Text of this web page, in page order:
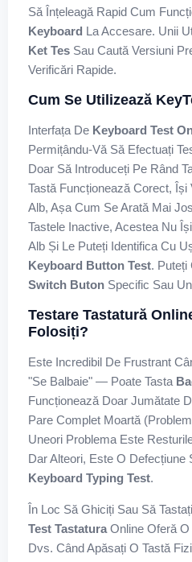
Să Înțeleagă Rapid Cum
Keyboard La Accesare. Unii
Ket Tes Sau Caută Versiuni
Verificări Rapide.
Cum Se Utilizează
Interfața De Keyboard Test
Permițându-Vă Să Efectuați
Doar Să Introduceți Pe Rând
Tastă Funcționează Corect,
Alb, Așa Cum Se Arată Mai
Tastele Inactive, Acestea Nu
Alb Și Le Puteți Identifica Cu
Keyboard Button Test. Puteți
Switch Buton Specific Sau
Testare Tastatură
Folosiți?
Este Incredibil De Frustrant
"se Balbaie" — Poate Tasta
Funcționează Doar Jumătate
Pare Complet Moartă
Uneori Problema Este
Dar Alteori, Este O Defecțiune
Keyboard Typing Test.
În Loc Să Ghiciți Sau Să
Test Tastatura Online Oferă
Dvs. Când Apăsați O Tastă